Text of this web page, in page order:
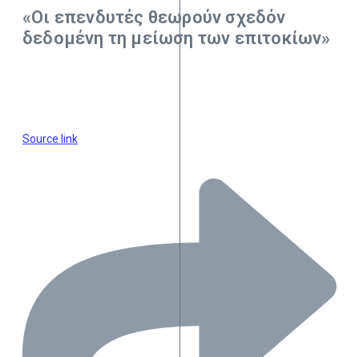
«Οι επενδυτές θεωρούν σχεδόν
δεδομένη τη μείωση των επιτοκίων»
Source link